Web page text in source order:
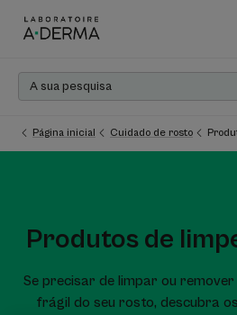
Página inicial Cuidado de rosto
Produtos de
Se precisar de limpar ou
frágil do seu rosto, descubra